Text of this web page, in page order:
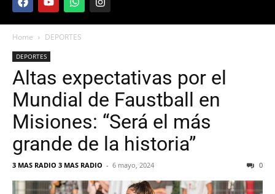
Home DEPORTES
DEPORTES
Altas expectativas por el
Mundial de Faustball en
Misiones: “Será el más
grande de la historia”
3 MAS RADIO 3 MAS RADIO - 6 mayo, 2024 0